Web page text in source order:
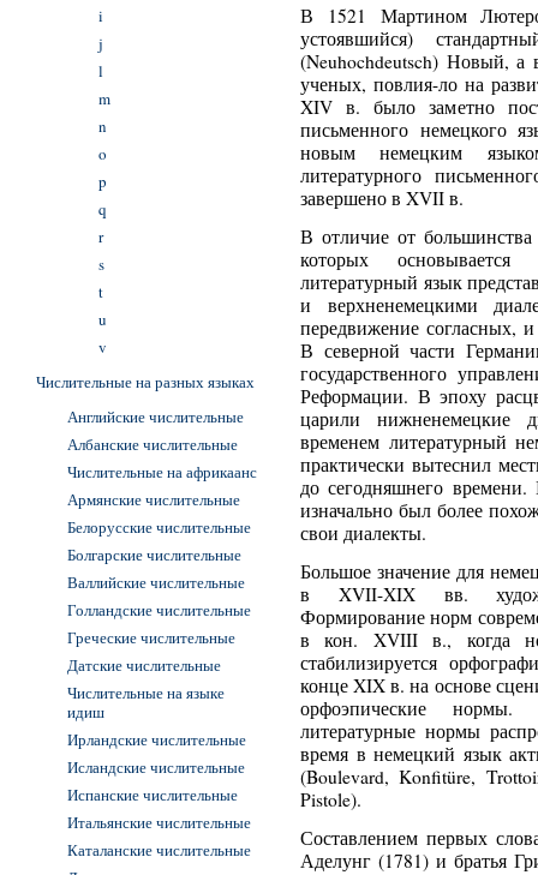
В 1521 Мартином
устоявшийся)
(Neuhochdeutsch) Новый,
ученых, повлия-ло на
XIV в. было заметно
письменного немецкого
новым немецким языком
литературного
завершено в XVII в.
В отличие от большинства
которых
литературный язык
и верхненемецкими
передвижение согласных,
В северной части
государственного
Реформации. В эпоху
царили нижненемецкие
временем литературный
практически вытеснил
до сегодняшнего
изначально был более
свои диалекты.
Большое значение для
в XVII-XIX вв.
Формирование норм
в кон. XVIII в., когда
стабилизируется
конце XIX в. на основе
орфоэпические
литературные нормы
время в немецкий язык
(Boulevard, Konfitüre,
Pistole).
Составлением первых
Аделунг (1781) и братья
i
j
l
m
n
o
p
q
r
s
t
u
v
Числительные на разных языках
Английские числительные
Албанские числительные
Числительные на африкаанс
Армянские числительные
Белорусские числительные
Болгарские числительные
Валлийские числительные
Голландские числительные
Греческие числительные
Датские числительные
Числительные на языке
идиш
Ирландские числительные
Исландские числительные
Испанские числительные
Итальянские числительные
Каталанские числительные